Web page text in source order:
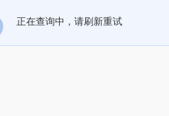
正在查询中，请刷新重试